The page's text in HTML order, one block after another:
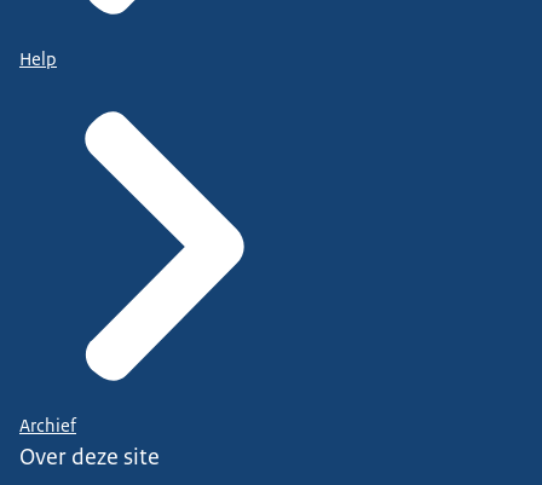
Help
Archief
Over deze site